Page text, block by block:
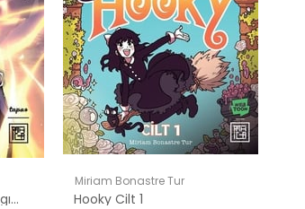
Sondan Sonraki Başlangıç Cilt - 4
Miriam Bonastre Tur
Hooky Cilt 1